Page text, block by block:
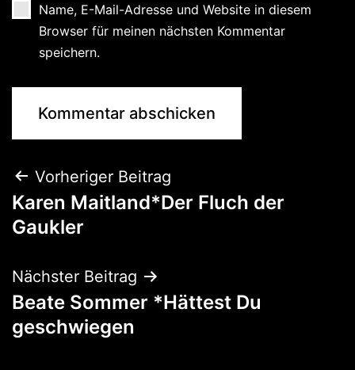
Name, E-Mail-Adresse und Website in diesem
Browser für meinen nächsten Kommentar
speichern.
Vorheriger Beitrag
Karen Maitland*Der Fluch der
Gaukler
Nächster Beitrag
Beate Sommer *Hättest Du
geschwiegen